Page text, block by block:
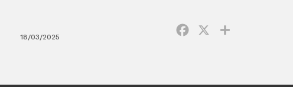
18/03/2025
Facebook